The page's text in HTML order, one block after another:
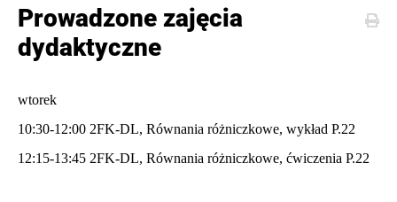
Prowadzone zajęcia
dydaktyczne
wtorek
10:30-12:00 2FK-DL, Równania różniczkowe, wykład P.22
12:15-13:45 2FK-DL, Równania różniczkowe, ćwiczenia P.22